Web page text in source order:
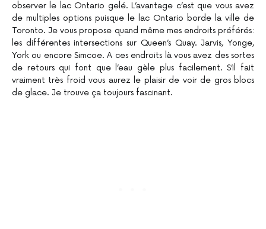
observer le lac Ontario gelé. L’avantage c’est que vous avez
de multiples options puisque le lac Ontario borde la ville de
Toronto. Je vous propose quand même mes endroits préférés:
les différentes intersections sur Queen’s Quay. Jarvis, Yonge,
York ou encore Simcoe. A ces endroits là vous avez des sortes
de retours qui font que l’eau gèle plus facilement. S’il fait
vraiment très froid vous aurez le plaisir de voir de gros blocs
de glace. Je trouve ça toujours fascinant.